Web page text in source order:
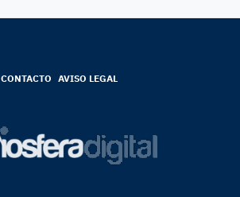
CONTACTO AVISO LEGAL